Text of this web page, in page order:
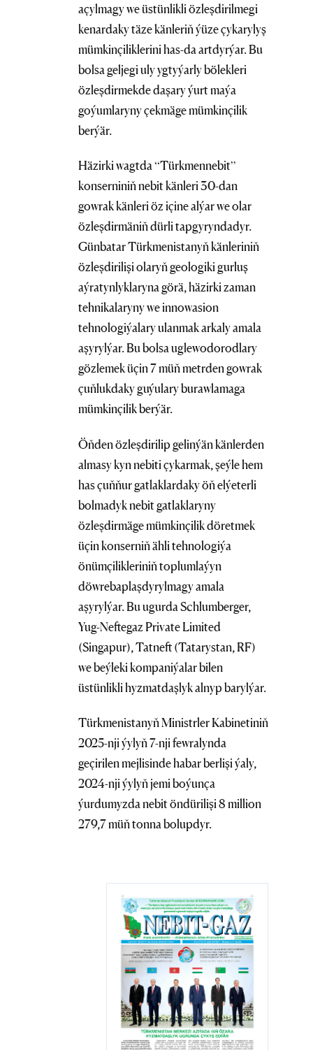
açylmagy we üstünlikli özleşdirilmegi
kenardaky täze känleriň ýüze çykarylyş
mümkinçiliklerini has-da artdyrýar. Bu
bolsa geljegi uly ygtyýarly bölekleri
özleşdirmekde daşary ýurt maýa
goýumlaryny çekmäge mümkinçilik
berýär.
Häzirki wagtda “Türkmennebit”
konserniniň nebit känleri 30-dan
gowrak känleri öz içine alýar we olar
özleşdirmäniň dürli tapgyryndadyr.
Günbatar Türkmenistanyň känleriniň
özleşdirilişi olaryň geologiki gurluş
aýratynlyklaryna görä, häzirki zaman
tehnikalaryny we innowasion
tehnologiýalary ulanmak arkaly amala
aşyrylýar. Bu bolsa uglewodorodlary
gözlemek üçin 7 müň metrden gowrak
çuňlukdaky guýulary burawlamaga
mümkinçilik berýär.
Öňden özleşdirilip gelinýän känlerden
almasy kyn nebiti çykarmak, şeýle hem
has çuňňur gatlaklardaky öň elýeterli
bolmadyk nebit gatlaklaryny
özleşdirmäge mümkinçilik döretmek
üçin konserniň ähli tehnologiýa
önümçilikleriniň toplumlaýyn
döwrebaplaşdyrylmagy amala
aşyrylýar. Bu ugurda Sсhlumberger,
Yug-Neftegaz Private Limited
(Singapur), Tatneft (Tatarystan, RF)
we beýleki kompaniýalar bilen
üstünlikli hyzmatdaşlyk alnyp barylýar.
Türkmenistanyň Ministrler Kabinetiniň
2025-nji ýylyň 7-nji fewralynda
geçirilen mejlisinde habar berlişi ýaly,
2024-nji ýylyň jemi boýunça
ýurdumyzda nebit öndürilişi 8 million
279,7 müň tonna bolupdyr.